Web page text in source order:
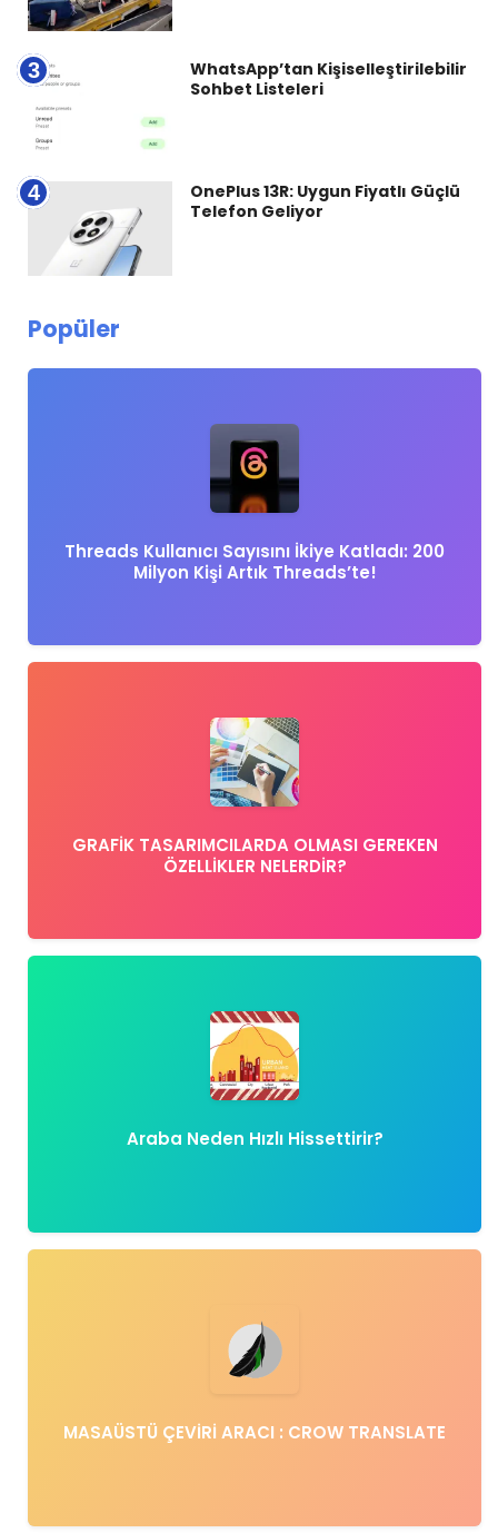
3
WhatsApp’tan Kişiselleştirilebilir
Sohbet Listeleri
4
OnePlus 13R: Uygun Fiyatlı Güçlü
Telefon Geliyor
Popüler
Threads Kullanıcı Sayısını İkiye Katladı: 200
Milyon Kişi Artık Threads’te!
GRAFİK TASARIMCILARDA OLMASI GEREKEN
ÖZELLİKLER NELERDİR?
Araba Neden Hızlı Hissettirir?
MASAÜSTÜ ÇEVİRİ ARACI : CROW TRANSLATE